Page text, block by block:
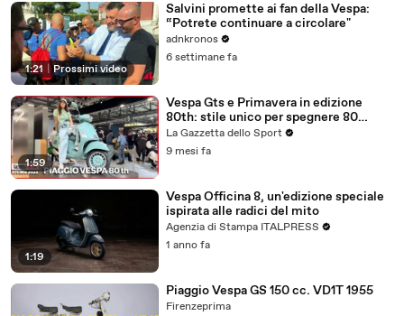
1:21 Prossimi video
Salvini promette ai fan della Vespa:
“Potrete continuare a circolare"
adnkronos
6 settimane fa
1:59
Vespa Gts e Primavera in edizione
80th: stile unico per spegnere 80
candeline
La Gazzetta dello Sport
9 mesi fa
1:19
Vespa Officina 8, un'edizione speciale
ispirata alle radici del mito
Agenzia di Stampa ITALPRESS
1 anno fa
Piaggio Vespa GS 150 cc. VD1T 1955
Firenzeprima